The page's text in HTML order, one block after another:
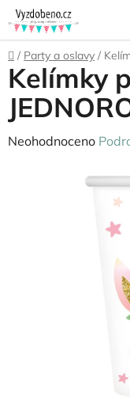
Přejít
na
obsah
Domů
/ Party a oslavy /
Kelímky
Průměrné
Neohodnoceno